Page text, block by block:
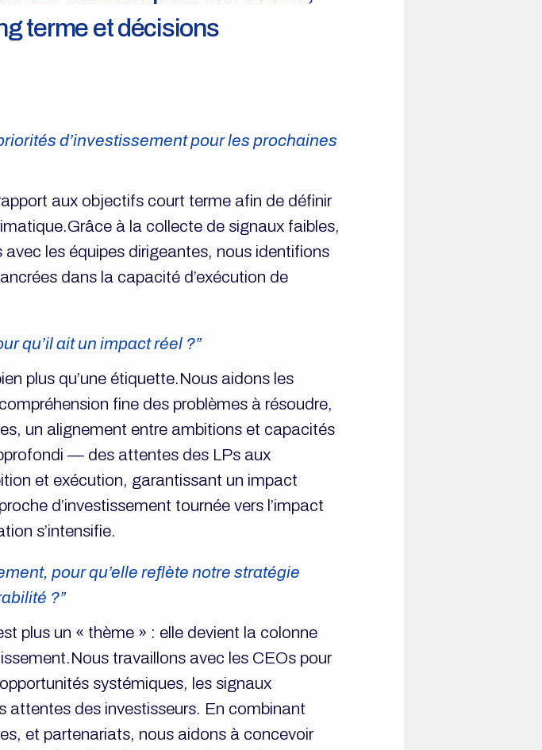
terme et décisions
d’investissement pour les prochaines
aux objectifs court terme afin de définir
à la collecte de signaux faibles,
les équipes dirigeantes, nous identifions
dans la capacité d’exécution de
qu’il ait un impact réel ?”
plus qu’une étiquette.Nous aidons les
fine des problèmes à résoudre,
un alignement entre ambitions et capacités
— des attentes des LPs aux
et exécution, garantissant un impact
d’investissement tournée vers l’impact
s’intensifie.
pour qu’elle reflète notre stratégie
?”
plus un « thème » : elle devient la colonne
travaillons avec les CEOs pour
systémiques, les signaux
attentes des investisseurs. En combinant
et partenariats, nous aidons à concevoir